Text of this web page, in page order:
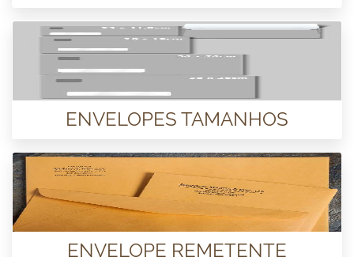
ENVELOPES TAMANHOS
ENVELOPE REMETENTE